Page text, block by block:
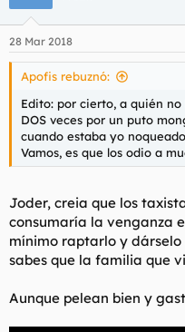
parecía que iban a caer por
aguantaban los hijos de la
todo el giro posible sin
Los padres, viejales y
de guantazos, pero de un
Aquello duró un minuto,
actúo de campana de fin
de haber encajado aquellos
empezaron a llorar y gemir
28 Mar 2018
Apofis rebuznó:
Edito: por cierto, a quién
DOS veces por un puto
cuando estaba yo
Vamos, es que los odio a
Joder, creia que los
consumaría la venganza
mínimo raptarlo y
sabes que la familia que
Aunque pelean bien y